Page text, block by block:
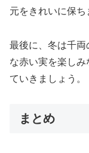
元をきれいに保ち
最後に、冬は千
な赤い実を楽しみ
ていきましょう。
まとめ